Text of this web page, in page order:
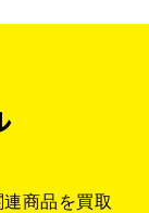
商品を買取